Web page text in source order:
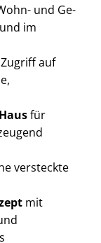
und Ge­
im
auf
für
versteckte
mit